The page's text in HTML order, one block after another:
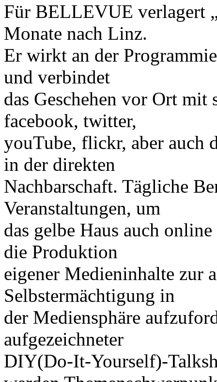
Für BELLEVUE verlagert
Monate nach Linz.
Er wirkt an der
und verbindet
das Geschehen vor Ort
facebook, twitter,
youTube, flickr, aber auch
in der direkten
Nachbarschaft. Tägliche
Veranstaltungen, um
das gelbe Haus auch
die Produktion
eigener Medieninhalte zur
Selbstermächtigung in
der Mediensphäre
aufgezeichneter
DIY(Do-It-Yourself)-